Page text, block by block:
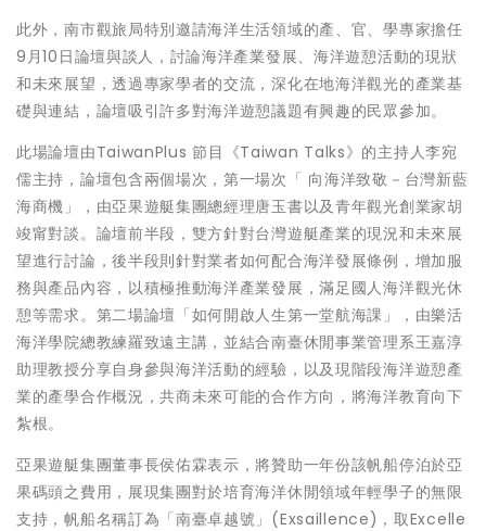
此外，南市觀旅局特別邀請海洋生活領域的產、官、學專家擔任
9月10日論壇與談人，討論海洋產業發展、海洋遊憩活動的現狀
和未來展望，透過專家學者的交流，深化在地海洋觀光的產業基
礎與連結，論壇吸引許多對海洋遊憩議題有興趣的民眾參加。
此場論壇由TaiwanPlus 節目《Taiwan Talks》的主持人李宛
儒主持，論壇包含兩個場次，第一場次「 向海洋致敬－台灣新藍
海商機」，由亞果遊艇集團總經理唐玉書以及青年觀光創業家胡
竣甯對談。論壇前半段，雙方針對台灣遊艇產業的現況和未來展
望進行討論，後半段則針對業者如何配合海洋發展條例，增加服
務與產品內容，以積極推動海洋產業發展，滿足國人海洋觀光休
憩等需求。第二場論壇「如何開啟人生第一堂航海課」，由樂活
海洋學院總教練羅致遠主講，並結合南臺休閒事業管理系王嘉淳
助理教授分享自身參與海洋活動的經驗，以及現階段海洋遊憩產
業的產學合作概況，共商未來可能的合作方向，將海洋教育向下
紮根。
亞果遊艇集團董事長侯佑霖表示，將贊助一年份該帆船停泊於亞
果碼頭之費用，展現集團對於培育海洋休閒領域年輕學子的無限
支持，帆船名稱訂為「南臺卓越號」(Exsaillence)，取Excelle